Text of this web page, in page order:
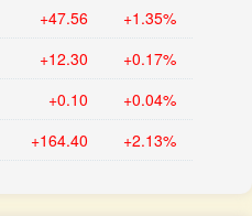
+47.56 +1.35%
+12.30 +0.17%
+0.10 +0.04%
+164.40 +2.13%